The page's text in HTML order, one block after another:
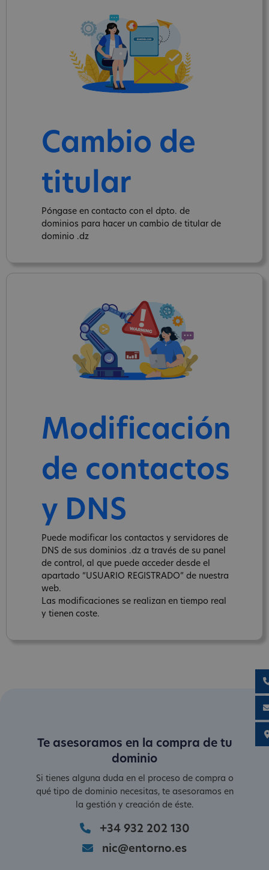
Cambio de
titular
Póngase en contacto con el dpto. de
dominios para hacer un cambio de titular de
dominio .dz
Modificación
de contactos
y DNS
Puede modificar los contactos y servidores de
DNS de sus dominios .dz a través de su panel
de control, al que puede acceder desde el
apartado “USUARIO REGISTRADO” de nuestra
web.
Las modificaciones se realizan en tiempo real
y tienen coste.
Te asesoramos en la compra de tu
dominio
Si tienes alguna duda en el proceso de compra o
qué tipo de dominio necesitas, te asesoramos en
la gestión y creación de éste.
+34 932 202 130
nic@entorno.es